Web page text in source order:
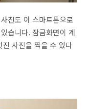
진도 이 스마트폰으로
습니다. 잠금화면이 계
사진을 찍을 수 있다